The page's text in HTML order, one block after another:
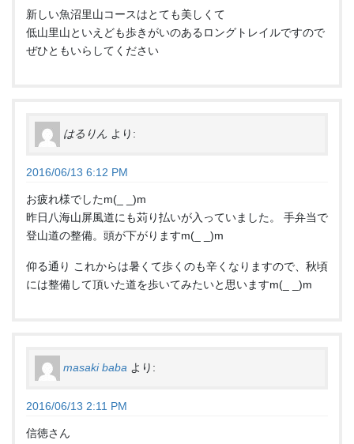
新しい魚沼里山コースはとても美しくて
低山里山といえども歩きがいのあるロングトレイルですので
ぜひともいらしてください
はるりん より:
2016/06/13 6:12 PM
お疲れ様でしたm(_ _)m
昨日八海山屏風道にも苅り払いが入っていました。 手弁当で
登山道の整備。頭が下がりますm(_ _)m
仰る通り これからは暑くて歩くのも辛くなりますので、秋頃
には整備して頂いた道を歩いてみたいと思いますm(_ _)m
masaki baba より:
2016/06/13 2:11 PM
信徳さん